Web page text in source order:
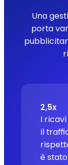
Una
porta
2,5x
I
il
è